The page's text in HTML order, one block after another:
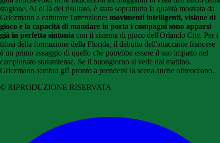
stagione. Al di là del risultato, è stata soprattutto la qualità mostrata da
Griezmann a catturare l'attenzione: movimenti intelligenti, visione di
gioco e la capacità di mandare in porta i compagni sono apparsi
già in perfetta sintonia con il sistema di gioco dell'Orlando City. Per i
tifosi della formazione della Florida, il debutto dell'attaccante francese
è un primo assaggio di quello che potrebbe essere il suo impatto nel
campionato statunitense. Se il buongiorno si vede dal mattino.
Griezmann sembra già pronto a prendersi la scena anche oltreoceano.
© RIPRODUZIONE RISERVATA